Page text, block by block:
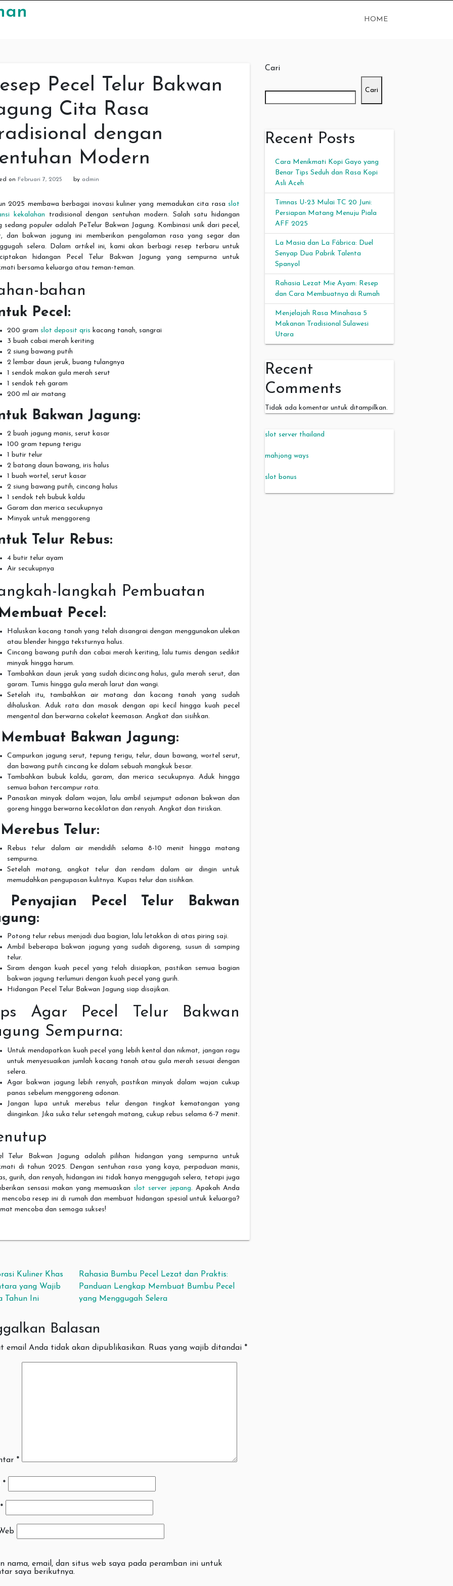
HOME
Pecel Telur Bakwan
Cita Rasa
dengan
Modern
on Februari 7, 2025 by admin
2025 membawa berbagai inovasi kuliner yang memadukan cita rasa slot
kekalahan tradisional dengan sentuhan modern. Salah satu hidangan
sedang populer adalah PeTelur Bakwan Jagung. Kombinasi unik dari pecel,
dan bakwan jagung ini memberikan pengalaman rasa yang segar dan
selera. Dalam artikel ini, kami akan berbagi resep terbaru untuk
hidangan Pecel Telur Bakwan Jagung yang sempurna untuk
bersama keluarga atau teman-teman.
bahan
Pecel:
200 gram slot deposit qris kacang tanah, sangrai
3 buah cabai merah keriting
2 siung bawang putih
2 lembar daun jeruk, buang tulangnya
1 sendok makan gula merah serut
1 sendok teh garam
200 ml air matang
Bakwan Jagung:
2 buah jagung manis, serut kasar
100 gram tepung terigu
1 butir telur
2 batang daun bawang, iris halus
1 buah wortel, serut kasar
2 siung bawang putih, cincang halus
1 sendok teh bubuk kaldu
Garam dan merica secukupnya
Minyak untuk menggoreng
Telur Rebus:
4 butir telur ayam
Air secukupnya
langkah Pembuatan
Membuat Pecel:
Haluskan kacang tanah yang telah disangrai dengan menggunakan ulekan
atau blender hingga teksturnya halus.
Cincang bawang putih dan cabai merah keriting, lalu tumis dengan sedikit
minyak hingga harum.
Tambahkan daun jeruk yang sudah dicincang halus, gula merah serut, dan
garam. Tumis hingga gula merah larut dan wangi.
Setelah itu, tambahkan air matang dan kacang tanah yang sudah
dihaluskan. Aduk rata dan masak dengan api kecil hingga kuah pecel
mengental dan berwarna cokelat keemasan. Angkat dan sisihkan.
Membuat Bakwan Jagung:
Campurkan jagung serut, tepung terigu, telur, daun bawang, wortel serut,
dan bawang putih cincang ke dalam sebuah mangkuk besar.
Tambahkan bubuk kaldu, garam, dan merica secukupnya. Aduk hingga
semua bahan tercampur rata.
Panaskan minyak dalam wajan, lalu ambil sejumput adonan bakwan dan
goreng hingga berwarna kecoklatan dan renyah. Angkat dan tiriskan.
Merebus Telur:
Rebus telur dalam air mendidih selama 8-10 menit hingga matang
sempurna.
Setelah matang, angkat telur dan rendam dalam air dingin untuk
memudahkan pengupasan kulitnya. Kupas telur dan sisihkan.
Penyajian Pecel Telur Bakwan
Potong telur rebus menjadi dua bagian, lalu letakkan di atas piring saji.
Ambil beberapa bakwan jagung yang sudah digoreng, susun di samping
telur.
Siram dengan kuah pecel yang telah disiapkan, pastikan semua bagian
bakwan jagung terlumuri dengan kuah pecel yang gurih.
Hidangan Pecel Telur Bakwan Jagung siap disajikan.
Agar Pecel Telur Bakwan
Sempurna:
Untuk mendapatkan kuah pecel yang lebih kental dan nikmat, jangan ragu
untuk menyesuaikan jumlah kacang tanah atau gula merah sesuai dengan
selera.
Agar bakwan jagung lebih renyah, pastikan minyak dalam wajan cukup
panas sebelum menggoreng adonan.
Jangan lupa untuk merebus telur dengan tingkat kematangan yang
diinginkan. Jika suka telur setengah matang, cukup rebus selama 6-7 menit.
Telur Bakwan Jagung adalah pilihan hidangan yang sempurna untuk
di tahun 2025. Dengan sentuhan rasa yang kaya, perpaduan manis,
gurih, dan renyah, hidangan ini tidak hanya menggugah selera, tetapi juga
sensasi makan yang memuaskan slot server jepang. Apakah Anda
mencoba resep ini di rumah dan membuat hidangan spesial untuk keluarga?
mencoba dan semoga sukses!
pos
Kuliner Khas
yang Wajib
Tahun Ini
Rahasia Bumbu Pecel Lezat dan Praktis:
Panduan Lengkap Membuat Bumbu Pecel
yang Menggugah Selera
Balasan
email Anda tidak akan dipublikasikan. Ruas yang wajib ditandai *
*
*
*
nama, email, dan situs web saya pada peramban ini untuk
saya berikutnya.
Cari
Cari
Recent Posts
Cara Menikmati Kopi Gayo yang
Benar Tips Seduh dan Rasa Kopi
Asli Aceh
Timnas U-23 Mulai TC 20 Juni:
Persiapan Matang Menuju Piala
AFF 2025
La Masia dan La Fábrica: Duel
Senyap Dua Pabrik Talenta
Spanyol
Rahasia Lezat Mie Ayam: Resep
dan Cara Membuatnya di Rumah
Menjelajah Rasa Minahasa 5
Makanan Tradisional Sulawesi
Utara
Recent
Comments
Tidak ada komentar untuk ditampilkan.
slot server thailand
mahjong ways
slot bonus